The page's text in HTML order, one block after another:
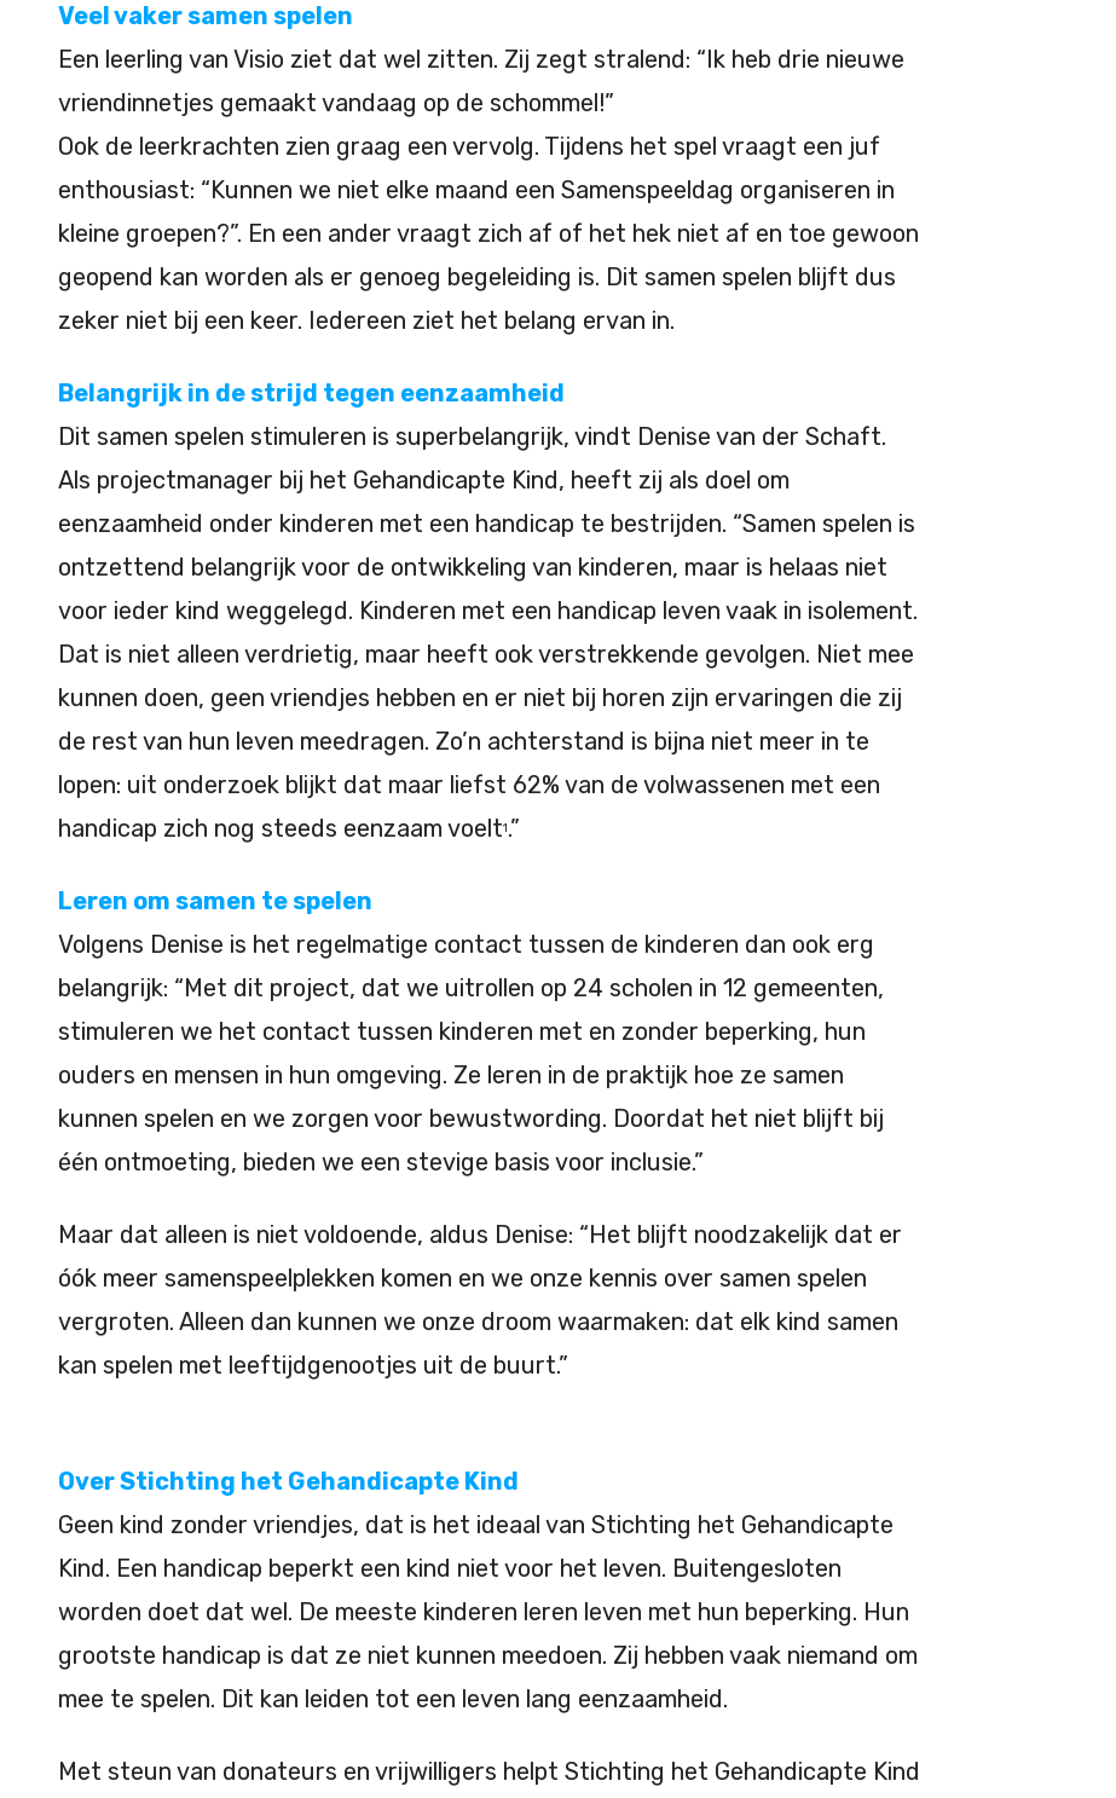
Veel vaker samen spelen
Een leerling van Visio ziet dat wel zitten. Zij zegt stralend: “Ik heb drie nieuwe
vriendinnetjes gemaakt vandaag op de schommel!”
Ook de leerkrachten zien graag een vervolg. Tijdens het spel vraagt een juf
enthousiast: “Kunnen we niet elke maand een Samenspeeldag organiseren in
kleine groepen?”. En een ander vraagt zich af of het hek niet af en toe gewoon
geopend kan worden als er genoeg begeleiding is. Dit samen spelen blijft dus
zeker niet bij een keer. Iedereen ziet het belang ervan in.
Belangrijk in de strijd tegen eenzaamheid
Dit samen spelen stimuleren is superbelangrijk, vindt Denise van der Schaft.
Als projectmanager bij het Gehandicapte Kind, heeft zij als doel om
eenzaamheid onder kinderen met een handicap te bestrijden. “Samen spelen is
ontzettend belangrijk voor de ontwikkeling van kinderen, maar is helaas niet
voor ieder kind weggelegd. Kinderen met een handicap leven vaak in isolement.
Dat is niet alleen verdrietig, maar heeft ook verstrekkende gevolgen. Niet mee
kunnen doen, geen vriendjes hebben en er niet bij horen zijn ervaringen die zij
de rest van hun leven meedragen. Zo’n achterstand is bijna niet meer in te
lopen: uit onderzoek blijkt dat maar liefst 62% van de volwassenen met een
handicap zich nog steeds eenzaam voelt1.”
Leren om samen te spelen
Volgens Denise is het regelmatige contact tussen de kinderen dan ook erg
belangrijk: “Met dit project, dat we uitrollen op 24 scholen in 12 gemeenten,
stimuleren we het contact tussen kinderen met en zonder beperking, hun
ouders en mensen in hun omgeving. Ze leren in de praktijk hoe ze samen
kunnen spelen en we zorgen voor bewustwording. Doordat het niet blijft bij
één ontmoeting, bieden we een stevige basis voor inclusie.”
Maar dat alleen is niet voldoende, aldus Denise: “Het blijft noodzakelijk dat er
óók meer samenspeelplekken komen en we onze kennis over samen spelen
vergroten. Alleen dan kunnen we onze droom waarmaken: dat elk kind samen
kan spelen met leeftijdgenootjes uit de buurt.”
Over Stichting het Gehandicapte Kind
Geen kind zonder vriendjes, dat is het ideaal van Stichting het Gehandicapte
Kind. Een handicap beperkt een kind niet voor het leven. Buitengesloten
worden doet dat wel. De meeste kinderen leren leven met hun beperking. Hun
grootste handicap is dat ze niet kunnen meedoen. Zij hebben vaak niemand om
mee te spelen. Dit kan leiden tot een leven lang eenzaamheid.
Met steun van donateurs en vrijwilligers helpt Stichting het Gehandicapte Kind